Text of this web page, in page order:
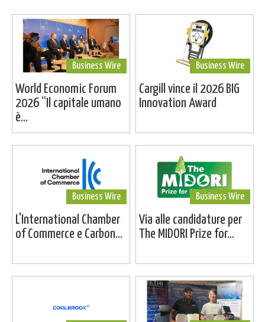
Business Wire
World Economic Forum
2026 “Il capitale umano
è...
Business Wire
Cargill vince il 2026 BIG
Innovation Award
Business Wire
L'International Chamber
of Commerce e Carbon...
Business Wire
Via alle candidature per
The MIDORI Prize for...